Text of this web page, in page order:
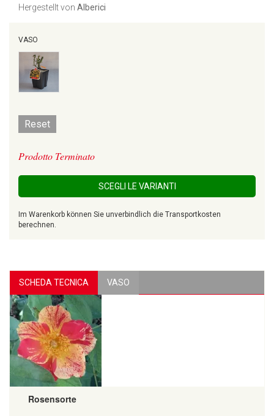
Hergestellt von Alberici
VASO
Reset
Prodotto Terminato
SCEGLI LE VARIANTI
Im Warenkorb können Sie unverbindlich die Transportkosten
berechnen.
SCHEDA TECNICA VASO
Rosensorte